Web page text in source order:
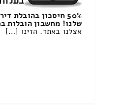
50% חיסכון
שלנו! מחשבון הובלות
אצלנו באתר. הזינו […]